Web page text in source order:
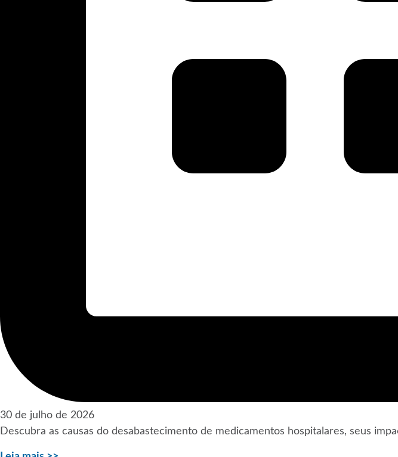
30 de julho de 2026
Descubra as causas do desabastecimento de medicamentos hospitalares, seus